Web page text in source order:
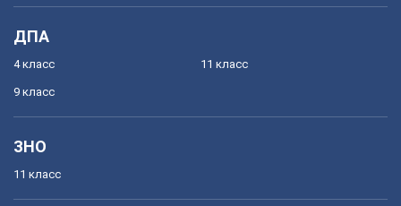
ДПА
4 класс
9 класс
11 класс
ЗНО
11 класс